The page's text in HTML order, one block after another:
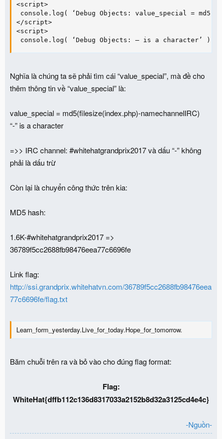
<script>
console.log( ‘Debug Objects: value_special =
</script>
<script>
console.log( ‘Debug Objects: — is a character’ );
Nghĩa là chúng ta sẽ phải tìm cái “value_special”, mà đề cho
thêm thông tin về “value_special” là:
value_special = md5(filesize(index.php)-namechannelIRC)
“-” is a character
=>> IRC channel: #whitehatgrandprix2017 và dấu “-” không
phải là dấu trừ
Còn lại là chuyển công thức trên kia:
MD5 hash:
1.6K-#whitehatgrandprix2017 =>
36789f5cc2688fb98476eea77c6696fe
Link flag:
http://ssi.grandprix.whitehatvn.com/36789f5cc2688fb98476eea
77c6696fe/flag.txt
Learn_form_yesterday.Live_for_today.Hope_for_tomorrow.
Băm chuỗi trên ra và bỏ vào cho đúng flag format:
Flag:
WhiteHat{dffb112c136d8317033a2152b8d32a3125cd4e4c}
-Nguồn-